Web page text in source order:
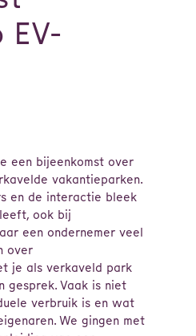
EV-
een bijeenkomst over
vakantieparken.
en de interactie bleek
ook bij
een ondernemer veel
over
je als verkaveld park
gesprek. Vaak is niet
verbruik is en wat
We gingen met